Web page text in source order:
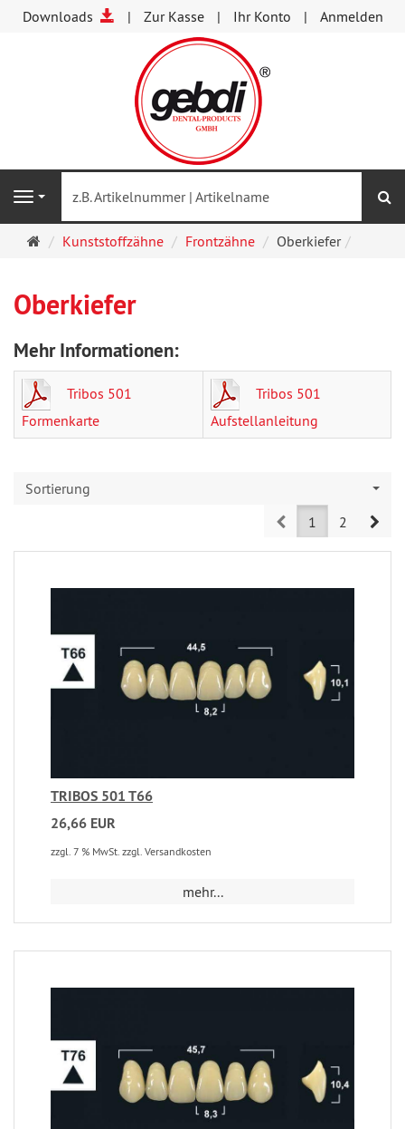
Downloads Zur Kasse Ihr Konto Anmelden
Navigation
Startseite
Kunststoffzähne Frontzähne Oberkiefer
Oberkiefer
Mehr Informationen:
Tribos 501
Formenkarte
Tribos 501
Aufstellanleitung
Sortierung
Prev1 2
TRIBOS 501 T66
26,66 EUR
zzgl. 7 % MwSt. zzgl. Versandkosten
mehr...